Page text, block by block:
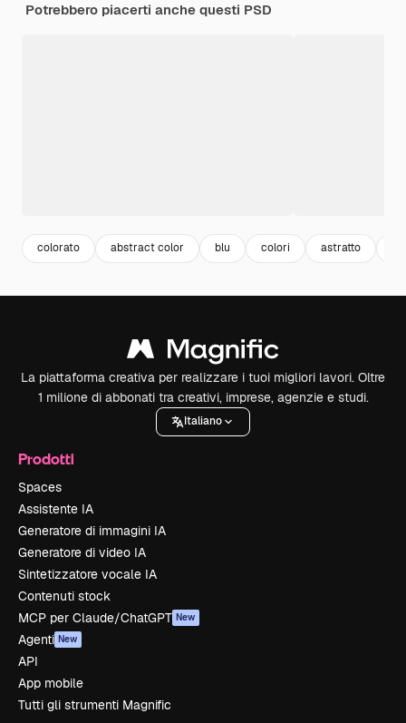
Potrebbero piacerti anche questi PSD
colorato abstract color blu colori astratto
La piattaforma creativa per realizzare i tuoi migliori lavori. Oltre
1 milione di abbonati tra creativi, imprese, agenzie e studi.
Italiano
Prodotti
Spaces
Assistente IA
Generatore di immagini IA
Generatore di video IA
Sintetizzatore vocale IA
Contenuti stock
MCP per Claude/ChatGPT New
Agenti New
API
App mobile
Tutti gli strumenti Magnific